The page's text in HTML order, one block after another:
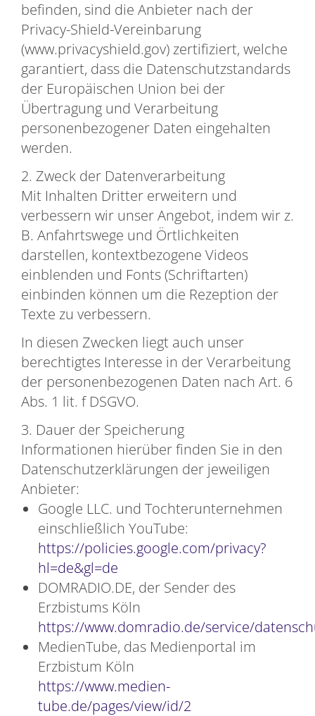
befinden, sind die Anbieter nach der
Privacy-Shield-Vereinbarung
(www.privacyshield.gov) zertifiziert, welche
garantiert, dass die Datenschutzstandards
der Europäischen Union bei der
Übertragung und Verarbeitung
personenbezogener Daten eingehalten
werden.
2. Zweck der Datenverarbeitung
Mit Inhalten Dritter erweitern und
verbessern wir unser Angebot, indem wir z.
B. Anfahrtswege und Örtlichkeiten
darstellen, kontextbezogene Videos
einblenden und Fonts (Schriftarten)
einbinden können um die Rezeption der
Texte zu verbessern.
In diesen Zwecken liegt auch unser
berechtigtes Interesse in der Verarbeitung
der personenbezogenen Daten nach Art. 6
Abs. 1 lit. f DSGVO.
3. Dauer der Speicherung
Informationen hierüber finden Sie in den
Datenschutzerklärungen der jeweiligen
Anbieter:
Google LLC. und Tochterunternehmen
einschließlich YouTube:
https://policies.google.com/privacy?
hl=de&gl=de
DOMRADIO.DE, der Sender des
Erzbistums Köln
https://www.domradio.de/service/
MedienTube, das Medienportal im
Erzbistum Köln
https://www.medien-
tube.de/pages/view/id/2